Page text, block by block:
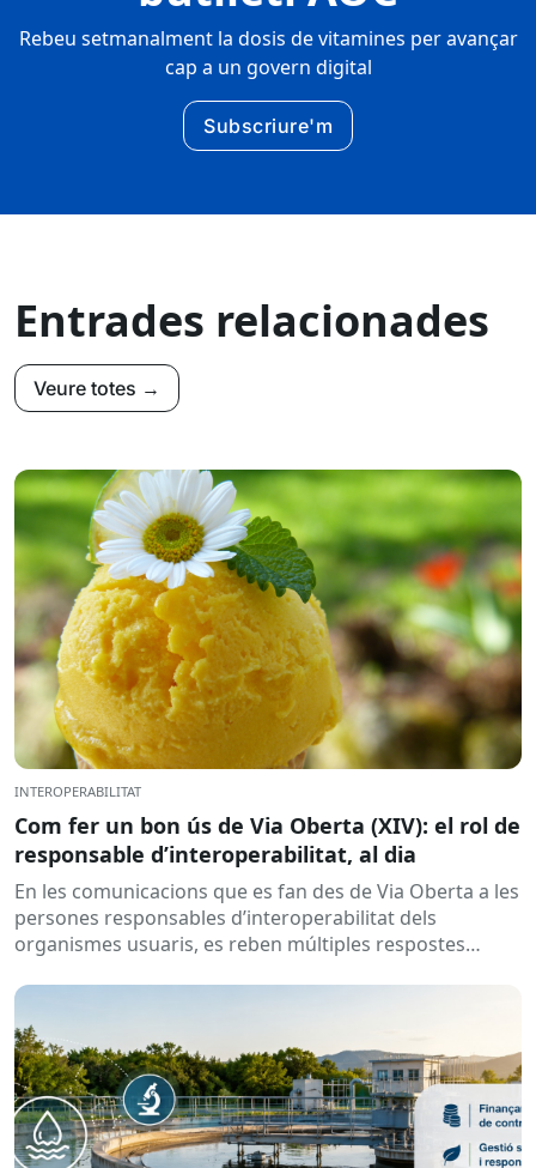
Rebeu setmanalment la dosis de vitamines per avançar
cap a un govern digital
Subscriure'm
Entrades relacionades
Veure totes →
INTEROPERABILITAT
Com fer un bon ús de Via Oberta (XIV): el rol de
responsable d’interoperabilitat, al dia
En les comunicacions que es fan des de Via Oberta a les
persones responsables d’interoperabilitat dels
organismes usuaris, es reben múltiples respostes